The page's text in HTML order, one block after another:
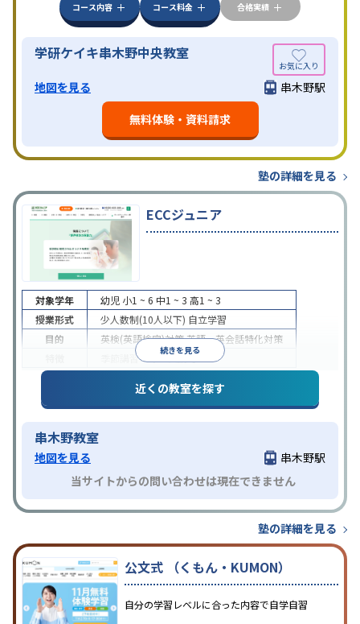
コース内容
コース料金 合格実績
学研ケイキ串木野中央教室
地図を見る
串木野駅
無料体験・資料請求
塾の詳細を見る
ECCジュニア
続きを見る
対象学年 幼児 小1 ~ 6 中1 ~ 3 高1 ~ 3
授業形式
少人数制(10人以下) 自立学習
目的
英検(英語検定)対策英語・英会話特化対策
季節講習のみの受講可
近くの教室を探す
串木野教室
地図を見る
串木野駅
当サイトからの問い合わせは現在できません
塾の詳細を見る
公文式 （くもん・KUMON）
自分の学習レベルに合った内容で自学自習